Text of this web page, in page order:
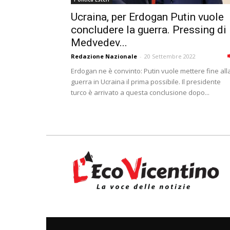
Ucraina, per Erdogan Putin vuole
concludere la guerra. Pressing di
Medvedev...
Redazione Nazionale - 20 Settembre 2022
Erdogan ne è convinto: Putin vuole mettere fine
guerra in Ucraina il prima possibile. Il presidente
turco è arrivato a questa conclusione dopo...